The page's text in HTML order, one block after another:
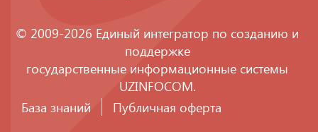
© 2009-2026 Единый интегратор по созданию и
поддержке
государственные информационные системы
UZINFOCOM.
База знаний
Публичная оферта